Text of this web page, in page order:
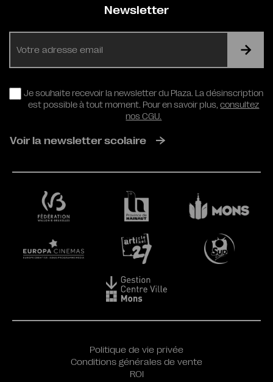
Newsletter
RGPD
Je souhaite recevoir la newsletter du Plaza. La désinscription
est possible à tout moment. Pour en savoir plus,consultez
nos CGU.
Voir la newsletter scolaire
Politique de vie privée
Conditions générales de vente
ROI